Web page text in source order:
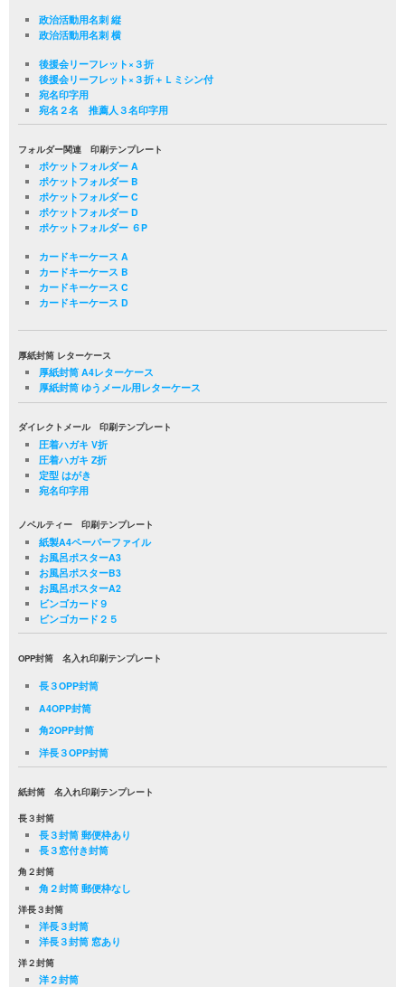
政治活動用名刺 縦
政治活動用名刺 横
後援会リーフレット×３折
後援会リーフレット×３折＋Ｌミシン付
宛名印字用
宛名２名 推薦人３名印字用
フォルダー関連 印刷テンプレート
ポケットフォルダー A
ポケットフォルダー B
ポケットフォルダー C
ポケットフォルダー D
ポケットフォルダー ６P
カードキーケース A
カードキーケース B
カードキーケース C
カードキーケース D
厚紙封筒 レターケース
厚紙封筒 A4レターケース
厚紙封筒 ゆうメール用レターケース
ダイレクトメール 印刷テンプレート
圧着ハガキ V折
圧着ハガキ Z折
定型 はがき
宛名印字用
ノベルティー 印刷テンプレート
紙製A4ペーパーファイル
お風呂ポスターA3
お風呂ポスターB3
お風呂ポスターA2
ビンゴカード９
ビンゴカード２５
OPP封筒 名入れ印刷テンプレート
長３OPP封筒
A4OPP封筒
角2OPP封筒
洋長３OPP封筒
紙封筒 名入れ印刷テンプレート
長３封筒
長３封筒 郵便枠あり
長３窓付き封筒
角２封筒
角２封筒 郵便枠なし
洋長３封筒
洋長３封筒
洋長３封筒 窓あり
洋２封筒
洋２封筒